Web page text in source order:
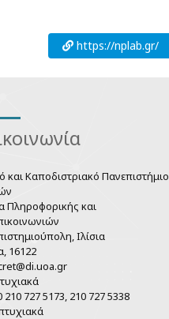
https://nplab.gr/
και Καποδιστριακό Πανεπιστήμιο
Πληροφορικής και
Ιλίσια
16122
210 727 5173, 210 727 5338